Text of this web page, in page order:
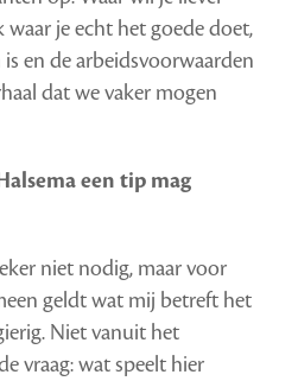
je echt het goede doet,
en de arbeidsvoorwaarden
dat we vaker mogen
een tip mag
niet nodig, maar voor
geldt wat mij betreft het
Niet vanuit het
vraag: wat speelt hier